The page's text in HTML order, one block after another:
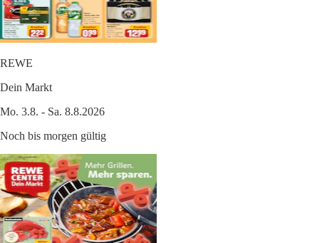
REWE
Dein Markt
Mo. 3.8. - Sa. 8.8.2026
Noch bis morgen gültig